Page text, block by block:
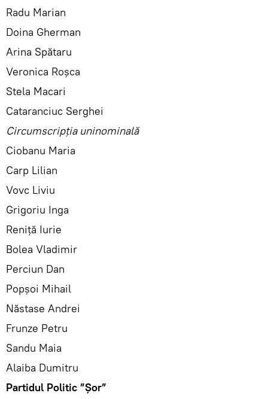
Radu Marian
Doina Gherman
Arina Spătaru
Veronica Roșca
Stela Macari
Cataranciuc Serghei
Circumscripția uninominală
Ciobanu Maria
Carp Lilian
Vovc Liviu
Grigoriu Inga
Reniță Iurie
Bolea Vladimir
Perciun Dan
Popșoi Mihail
Năstase Andrei
Frunze Petru
Sandu Maia
Alaiba Dumitru
Partidul Politic ”Șor”